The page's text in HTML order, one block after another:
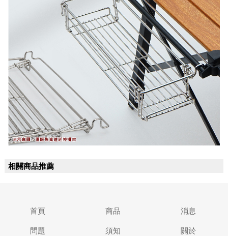
相關商品推薦
首頁 商品 消息
問題 須知 關於